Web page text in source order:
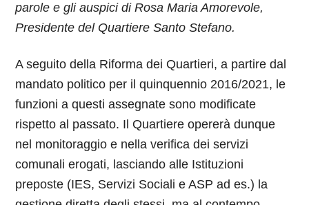
parole e gli auspici di Rosa Maria Amorevole,
Presidente del Quartiere Santo Stefano.
A seguito della Riforma dei Quartieri, a partire dal
mandato politico per il quinquennio 2016/2021, le
funzioni a questi assegnate sono modificate
rispetto al passato. Il Quartiere opererà dunque
nel monitoraggio e nella verifica dei servizi
comunali erogati, lasciando alle Istituzioni
preposte (IES, Servizi Sociali e ASP ad es.) la